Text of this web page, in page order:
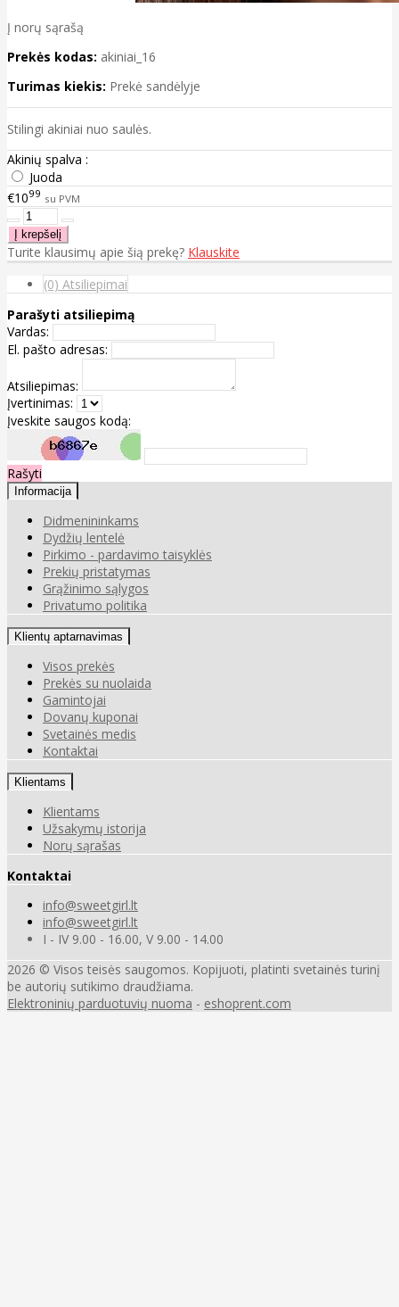
Į norų sąrašą
Prekės kodas: akiniai_16
Turimas kiekis: Prekė sandėlyje
Stilingi akiniai nuo saulės.
Akinių spalva :
Juoda
€1099 su PVM
Turite klausimų apie šią prekę? Klauskite
(0) Atsiliepimai
Parašyti atsiliepimą
Vardas:
El. pašto adresas:
Atsiliepimas:
Įvertinimas:
Įveskite saugos kodą:
Rašyti
Informacija
Didmenininkams
Dydžių lentelė
Pirkimo - pardavimo taisyklės
Prekių pristatymas
Grąžinimo sąlygos
Privatumo politika
Klientų aptarnavimas
Visos prekės
Prekės su nuolaida
Gamintojai
Dovanų kuponai
Svetainės medis
Kontaktai
Klientams
Klientams
Užsakymų istorija
Norų sąrašas
Kontaktai
info@sweetgirl.lt
info@sweetgirl.lt
I - IV 9.00 - 16.00, V 9.00 - 14.00
2026 © Visos teisės saugomos. Kopijuoti, platinti svetainės turinį
be autorių sutikimo draudžiama.
Elektroninių parduotuvių nuoma - eshoprent.com